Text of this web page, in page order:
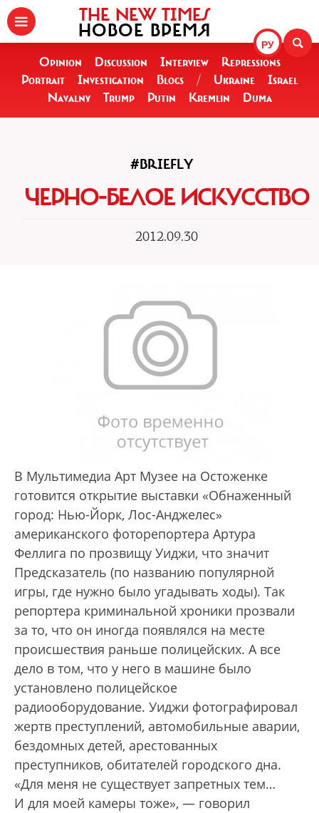
РУ
THE NEW TIMES
НОВОЕ ВРЕМЯ
Opinion Discussion Interview
Repressions
Portrait
Investigation Blogs / Ukraine
Israel
Navalny
Trump Putin Kremlin Duma
#BRIEFLY
ЧЕРНО-БЕЛОЕ ИСКУССТВО
2012.09.30
В Мультимедиа Арт Музее на Остоженке
готовится открытие выставки «Обнаженный
город: Нью-Йорк, Лос-Анджелес»
американского фоторепортера Артура
Феллига по прозвищу Уиджи, что значит
Предсказатель (по названию популярной
игры, где нужно было угадывать ходы). Так
репортера криминальной хроники прозвали
за то, что он иногда появлялся на месте
происшествия раньше полицейских. А все
дело в том, что у него в машине было
установлено полицейское
радиооборудование. Уиджи фотографировал
жертв преступлений, автомобильные аварии,
бездомных детей, арестованных
преступников, обитателей городского дна.
«Для меня не существует запретных тем…
И для моей камеры тоже», — говорил